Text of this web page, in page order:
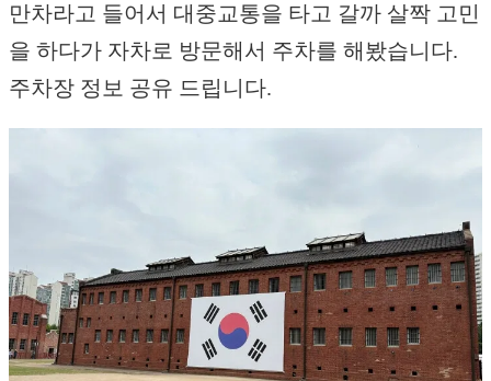
만차라고 들어서 대중교통을 타고 갈까 살짝 고민
을 하다가 자차로 방문해서 주차를 해봤습니다.
주차장 정보 공유 드립니다.